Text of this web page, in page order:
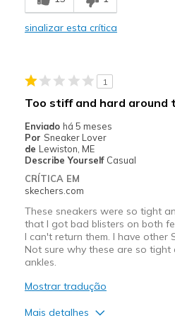
Comfortable
Contras
Melhores utilizações
Sizing
Feels true to
View On Shoes
I'm Into
sinalizar esta crítica
1
Too stiff and hard around
Enviado há 5 meses
Por Sneaker Lover
de Lewiston, ME
Describe Yourself Casual
CRÍTICA EM
skechers.com
These sneakers were so tight
that I got bad blisters on both
I can't return them. I have other
Not sure why these are so
ankles.
Mostrar tradução
Mais detalhes